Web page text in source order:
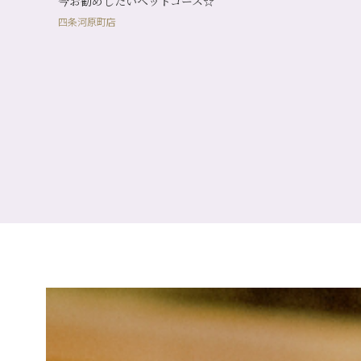
四条河原町店